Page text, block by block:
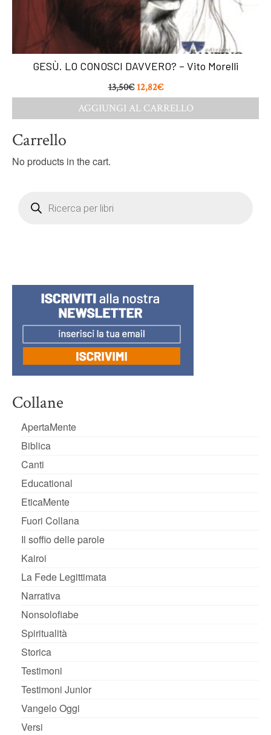
GESÙ. LO CONOSCI DAVVERO? – Vito Morelli
13,50€ 12,82€
AGGIUNGI AL CARRELLO
Carrello
No products in the cart.
search
Collane
ApertaMente
Biblica
Canti
Educational
EticaMente
Fuori Collana
Il soffio delle parole
Kairoi
La Fede Legittimata
Narrativa
Nonsolofiabe
Spiritualità
Storica
Testimoni
Testimoni Junior
Vangelo Oggi
Versi